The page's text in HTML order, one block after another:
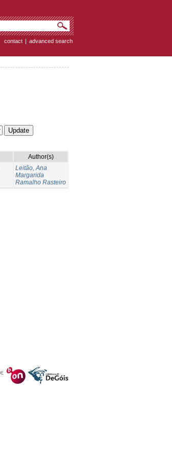
contact | advanced search
Author(s)
Leitão, Ana
Margarida
Ramalho Rasteiro